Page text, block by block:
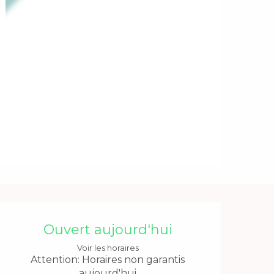
et
Ouvert aujourd'hui
Voir les horaires
Attention: Horaires non garantis